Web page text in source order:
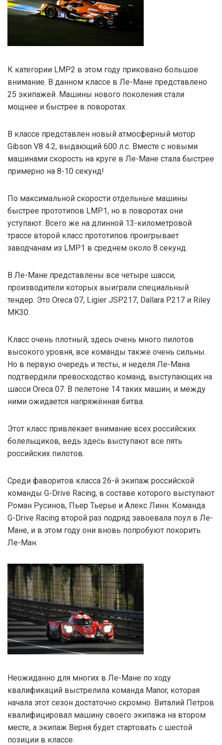
К категории LMP2 в этом году приковано большое
внимание. В данном классе в Ле-Мане представлено
25 экипажей. Машины нового поколения стали
мощнее и быстрее в поворотах.
В классе представлен новый атмосферный мотор
Gibson V8 4.2, выдающий 600 л.с. Вместе с новыми
машинами скорость на круге в Ле-Мане стала быстрее
примерно на 8-10 секунд!
По максимальной скорости отдельные машины
быстрее прототипов LMP1, но в поворотах они
уступают. Всего же на длинной 13-километровой
трассе второй класс прототипов проигрывает
заводчанам из LMP1 в среднем около 8 секунд.
В Ле-Мане представлены все четыре шасси,
производители которых выиграли специальный
тендер. Это Oreca 07, Ligier JSP217, Dallara P217 и Riley
MK30.
Класс очень плотный, здесь очень много пилотов
высокого уровня, все команды также очень сильны.
Но в первую очередь и тесты, и неделя Ле-Мана
подтвердили превосходство команд, выступающих на
шасси Oreca 07. В пелетоне 14 таких машин, и между
ними ожидается напряжённая битва.
Этот класс привлекает внимание всех российских
болельщиков, ведь здесь выступают все пять
российских пилотов.
Среди фаворитов класса 26-й экипаж российской
команды G-Drive Racing, в составе которого выступают
Роман Русинов, Пьер Тьерье и Алекс Линн. Команда
G-Drive Racing второй раз подряд завоевала поул в Ле-
Мане, и в этом году они вновь попробуют покорить
Ле-Ман.
Неожиданно для многих в Ле-Мане по ходу
квалификаций выстрелила команда Manor, которая
начала этот сезон достаточно скромно. Виталий Петров
квалифицировал машину своего экипажа на втором
месте, а экипаж Верня будет стартовать с шестой
позиции в классе.